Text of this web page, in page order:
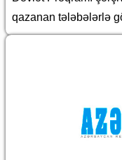
qazanan tələbələrlə